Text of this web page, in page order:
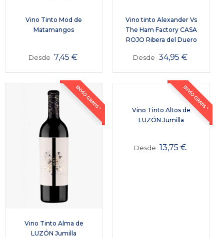
Vino Tinto Mod de
Matamangos
Desde 7,45 €
Vino tinto Alexander Vs
The Ham Factory CASA
ROJO Ribera del Duero
Desde 34,95€
ENVÍO GRATIS *
Vino Tinto Alma de
LUZÓN Jumilla
ENVÍO GRATIS *
Vino Tinto Altos de
LUZÓN Jumilla
Desde 13,75€